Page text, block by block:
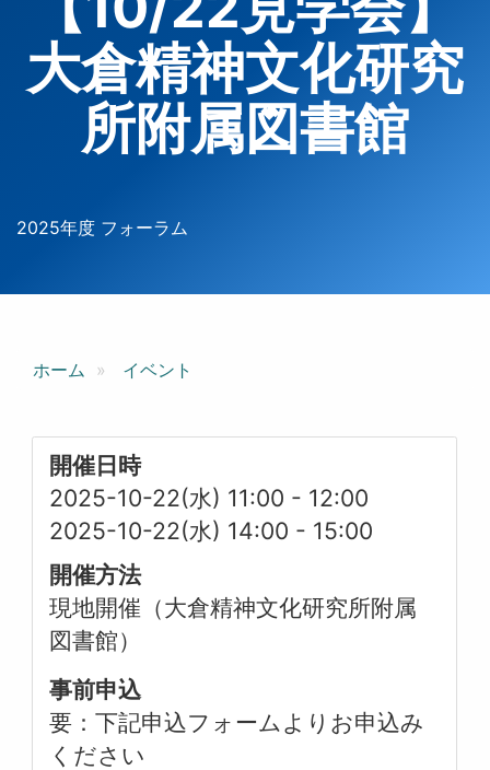
大倉精神文化研究
所附属図書館
2025年度 フォーラム
ホーム イベント
開催日時
2025-10-22(水) 11:00 - 12:00
2025-10-22(水) 14:00 - 15:00
開催方法
現地開催（大倉精神文化研究所附属
図書館）
事前申込
要：下記申込フォームよりお申込み
ください